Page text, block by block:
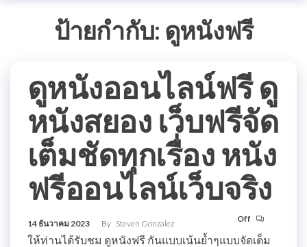
ป้ายกำกับ: ดูหนังฟรี
ดูหนังออนไลน์ฟรี ดู
หนังสยอง เว็บฟรีจัด
เต็มชัดทุกเรื่อง หนัง
ฟรีออนไลน์เว็บจริง
14 ธันวาคม 2023 By Steven Gonzalez Off
ให้ท่านได้รับชม ดูหนังฟรี กันแบบเน้นย้ำๆแบบจัดเต็ม